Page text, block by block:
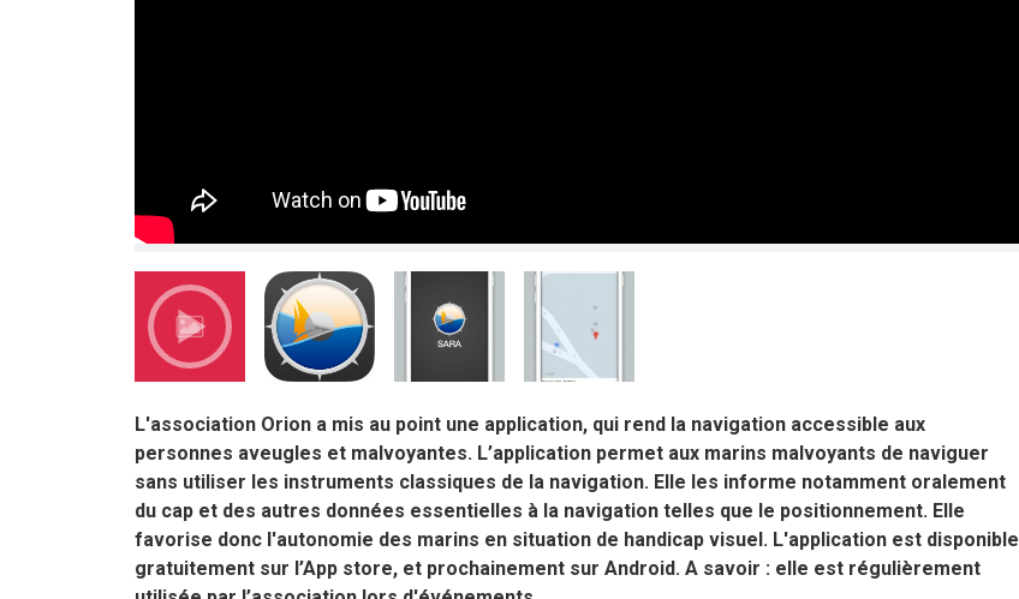
L'association Orion a mis au point une application, qui rend la navigation accessible aux
personnes aveugles et malvoyantes. L’application permet aux marins malvoyants de naviguer
sans utiliser les instruments classiques de la navigation. Elle les informe notamment oralement
du cap et des autres données essentielles à la navigation telles que le positionnement. Elle
favorise donc l'autonomie des marins en situation de handicap visuel. L'application est disponible
gratuitement sur l’App store, et prochainement sur Android. A savoir : elle est régulièrement